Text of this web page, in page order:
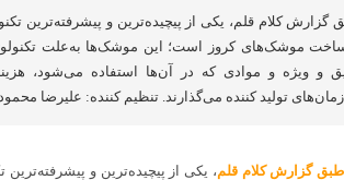
گزارش کلام قلم، یکی از پیچیده‌ترین و پیشرفته‌ترین
موشک‌های کروز است؛ این موشک‌ها به‌علت
و ویژه و موادی که در آن‌ها استفاده می‌شود،
تولید کننده می‌گذارند. تنظیم کننده: علیرضا
طبق گزارش کلام قلم، یکی از پیچیده‌ترین و